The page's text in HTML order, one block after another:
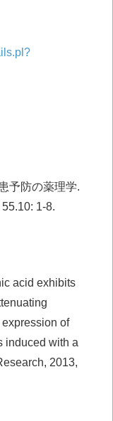
予防の薬理学.
1-8.
acid exhibits
of
induced with a
2013,